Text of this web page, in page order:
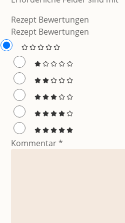
Rezept Bewertungen
Rezept Bewertungen
Kommentar*